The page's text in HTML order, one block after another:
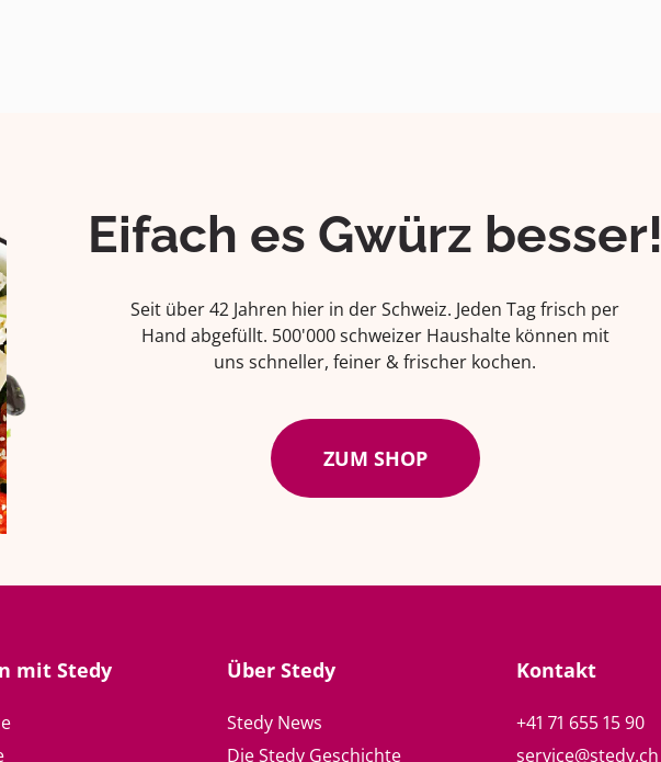
Eifach es Gwürz besser!
Seit über 42 Jahren hier in der Schweiz. Jeden Tag frisch per
Hand abgefüllt. 500'000 schweizer Haushalte können mit
uns schneller, feiner & frischer kochen.
ZUM SHOP
mit Stedy Über Stedy
Stedy News
Die Stedy Geschichte
Kontakt
+41 71 655 15 90
service@stedy.ch